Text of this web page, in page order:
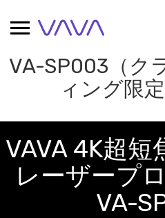
VA-SP003（ク
ィング限
VAVA 4K超
レーザープ
VA-